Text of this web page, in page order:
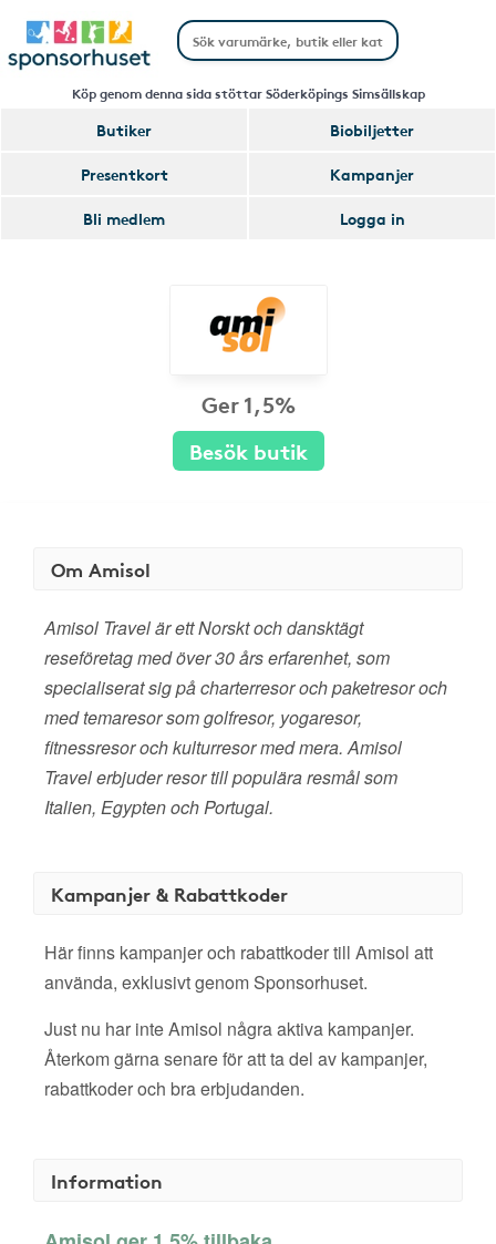
Köp genom denna sida stöttar Söderköpings Simsällskap
Butiker
Biobiljetter
Presentkort
Kampanjer
Bli medlem
Logga in
Ger 1,5%
Besök butik
Om Amisol
Amisol Travel är ett Norskt och dansktägt
reseföretag med över 30 års erfarenhet, som
specialiserat sig på charterresor och paketresor och
med temaresor som golfresor, yogaresor,
fitnessresor och kulturresor med mera. Amisol
Travel erbjuder resor till populära resmål som
Italien, Egypten och Portugal.
Kampanjer & Rabattkoder
Här finns kampanjer och rabattkoder till Amisol att
använda, exklusivt genom Sponsorhuset.
Just nu har inte Amisol några aktiva kampanjer.
Återkom gärna senare för att ta del av kampanjer,
rabattkoder och bra erbjudanden.
Information